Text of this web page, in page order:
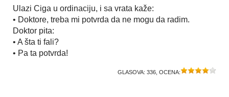
Ulazi Ciga u ordinaciju, i sa vrata kaže:
• Doktore, treba mi potvrda da ne mogu da radim.
Doktor pita:
• A šta ti fali?
• Pa ta potvrda!
GLASOVA: 336 , OCENA: